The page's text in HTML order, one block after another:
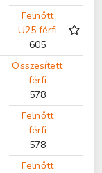
Felnőtt
U25 férfi
605
Összesített
férfi
578
Felnőtt
férfi
578
Felnőtt